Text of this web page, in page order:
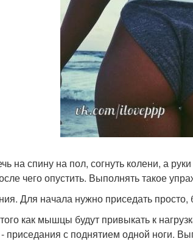
на спину на пол, согнуть колени, а
чего опустить. Выполнять такое
Для начала нужно приседать просто,
как мышцы будут привыкать к
приседания с поднятием одной ноги.